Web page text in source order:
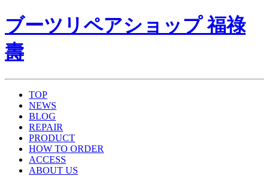
ブーツリペアショップ 福祿
壽
TOP
NEWS
BLOG
REPAIR
PRODUCT
HOW TO ORDER
ACCESS
ABOUT US